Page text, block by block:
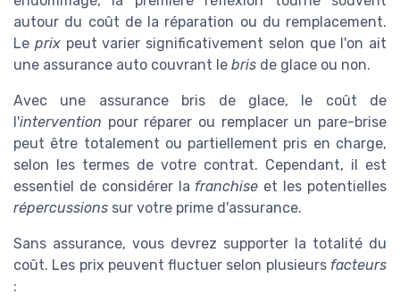
autour du coût de la réparation ou du remplacement.
Le prixpeut varier significativement selon que l'on ait
une assurance auto couvrant le bris de glace ou non.
Avec une assurance bris de glace, le coût de
l'intervention pour réparer ou remplacer un pare-brise
peut être totalement ou partiellement pris en charge,
selon les termes de votre contrat. Cependant, il est
essentiel de considérer la franchise et les potentielles
répercussions sur votre prime d'assurance.
Sans assurance, vous devrez supporter la totalité du
coût. Les prix peuvent fluctuer selon plusieurs facteurs
: